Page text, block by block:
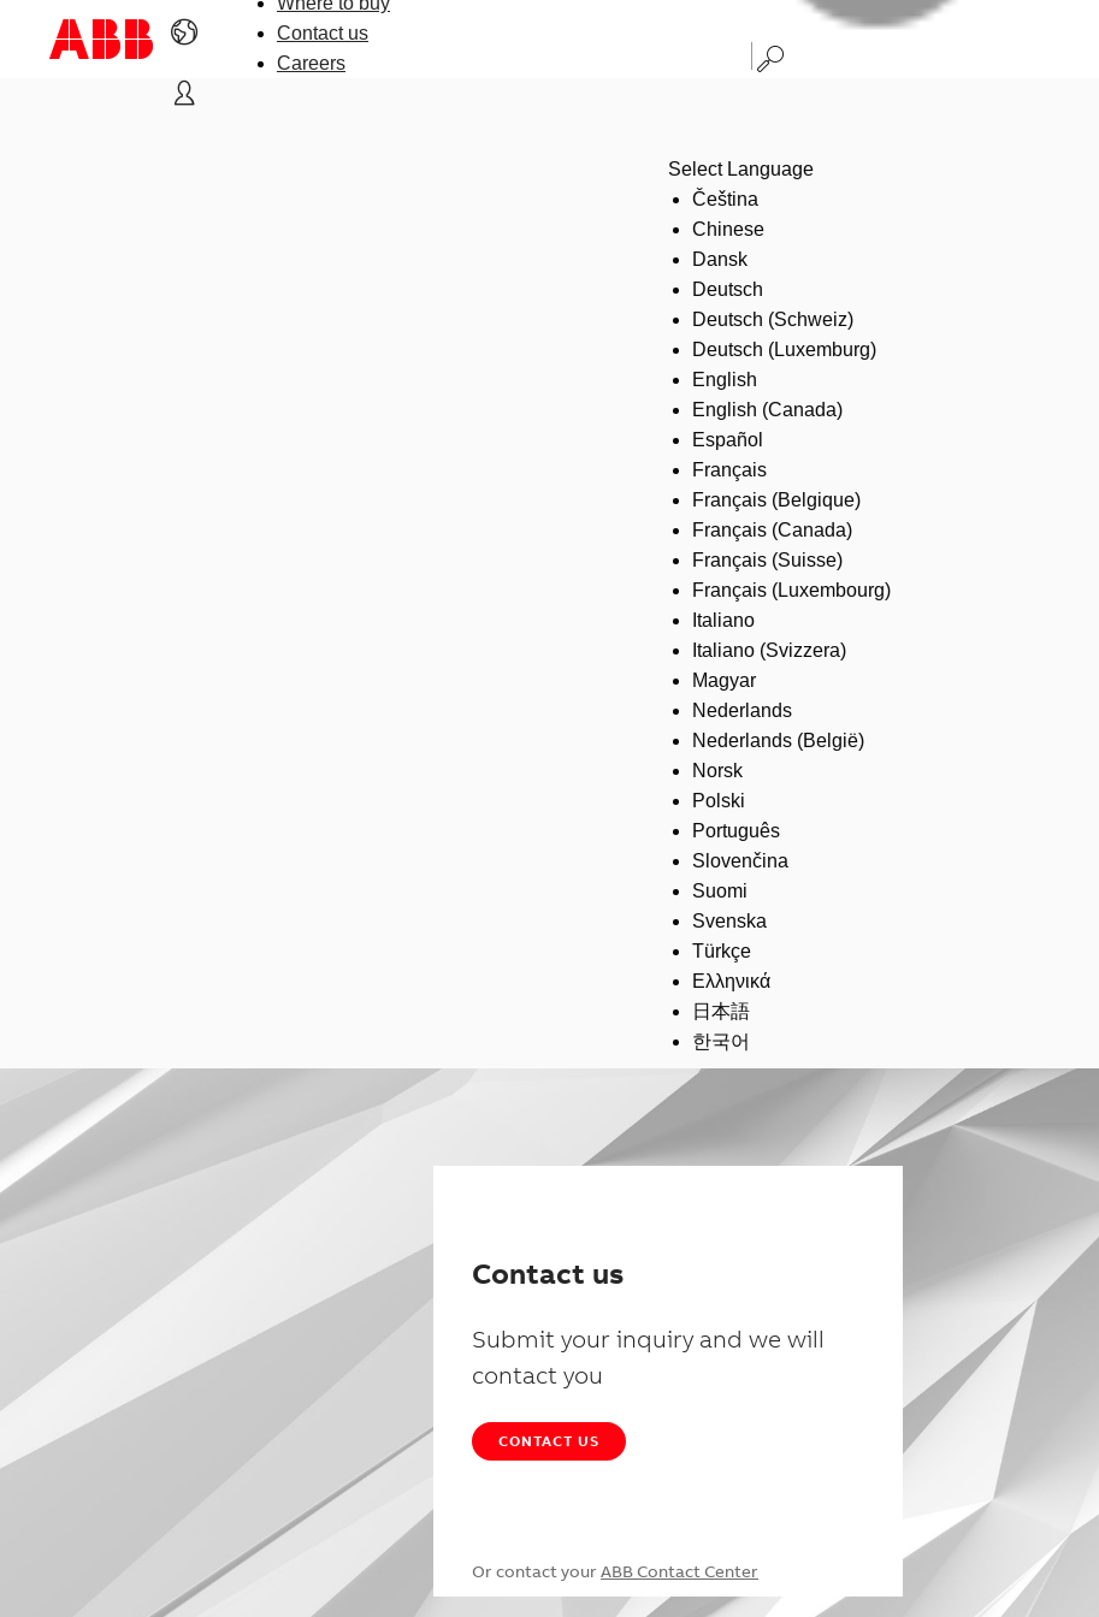
Contact us
Careers
Select Language
Čeština
Chinese
Dansk
Deutsch
Deutsch (Schweiz)
Deutsch (Luxemburg)
English
English (Canada)
Español
Français
Français (Belgique)
Français (Canada)
Français (Suisse)
Français (Luxembourg)
Italiano
Italiano (Svizzera)
Magyar
Nederlands
Nederlands (België)
Norsk
Polski
Português
Slovenčina
Suomi
Svenska
Türkçe
Ελληνικά
日本語
한국어
Contact us
Submit your inquiry and we will
contact you
CONTACT US
Or contact your ABB Contact Center